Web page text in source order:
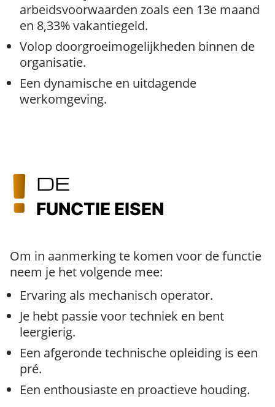
arbeidsvoorwaarden zoals een 13e maand
en 8,33% vakantiegeld.
Volop doorgroeimogelijkheden binnen de
organisatie.
Een dynamische en uitdagende
werkomgeving.
DE
FUNCTIE EISEN
Om in aanmerking te komen voor de functie
neem je het volgende mee:
Ervaring als mechanisch operator.
Je hebt passie voor techniek en bent
leergierig.
Een afgeronde technische opleiding is een
pré.
Een enthousiaste en proactieve houding.